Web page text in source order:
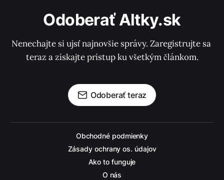
Odoberať Altky.sk
Nenechajte si ujsť najnovšie správy. Zaregistrujte sa
teraz a získajte prístup ku všetkým článkom.
Odoberať teraz
Obchodné podmienky
Zásady ochrany os. údajov
Ako to funguje
O nás